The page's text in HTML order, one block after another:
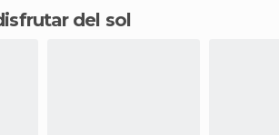
del sol